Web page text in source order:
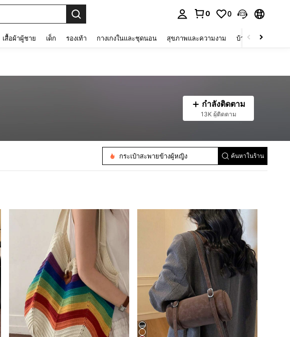
0 0
เสื้อผ้าผู้ชาย เด็ก รองเท้า กางเกงในและชุดนอน สุขภาพและความงาม บ้านและที่อยู่อาศัย
กำลังติดตาม
13K ผู้ติดตาม
กระเป๋าสะพายไหล่ผู้หญิง
กระเป๋าสะพายข้างผู้หญิง
กระเป๋าหูหิ้วด้านบนผู้หญิง
ค้นหาในร้าน